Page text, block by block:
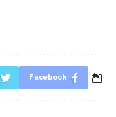
Facebook